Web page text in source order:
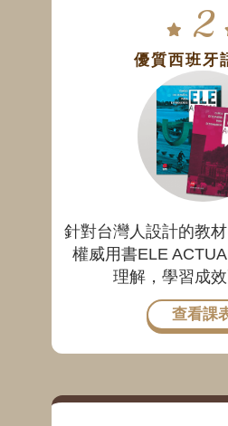
2
優質西班牙
針對台灣人設計的教
權威用書ELE
理解，學習成效
查看課